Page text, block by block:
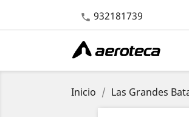
 932181739
Inicio Las Grandes